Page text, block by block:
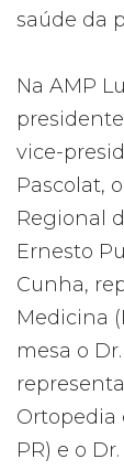
saúde da
Na AMP
vice-
Pascolat,
Regional
Ernesto
Cunha,
Medicina
mesa o
Ortopedia
PR) e o